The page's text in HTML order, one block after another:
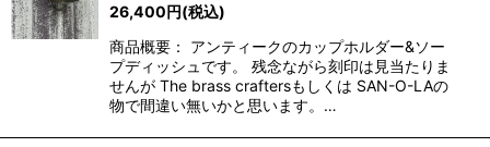
26,400円(税込)
商品概要： アンティークのカップホルダー&ソー
プディッシュです。 残念ながら刻印は見当たりま
せんが The brass craftersもしくは SAN-O-LAの
物で間違い無いかと思います。…